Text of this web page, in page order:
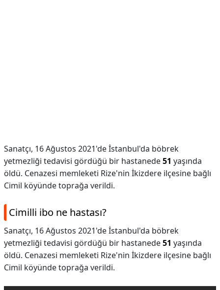
Sanatçı, 16 Ağustos 2021'de İstanbul'da böbrek
yetmezliği tedavisi gördüğü bir hastanede51 yaşında
öldü. Cenazesi memleketi Rize'nin İkizdere ilçesine bağlı
Cimil köyünde toprağa verildi.
Cimilli ibo ne hastası?
Sanatçı, 16 Ağustos 2021'de İstanbul'da böbrek
yetmezliği tedavisi gördüğü bir hastanede51 yaşında
öldü. Cenazesi memleketi Rize'nin İkizdere ilçesine bağlı
Cimil köyünde toprağa verildi.